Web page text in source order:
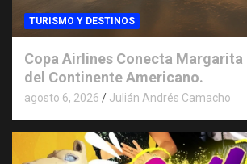
TURISMO Y DESTINOS
Copa Airlines Conecta Margarita
del Continente Americano.
agosto 6, 2026 Julián Andrés Camacho